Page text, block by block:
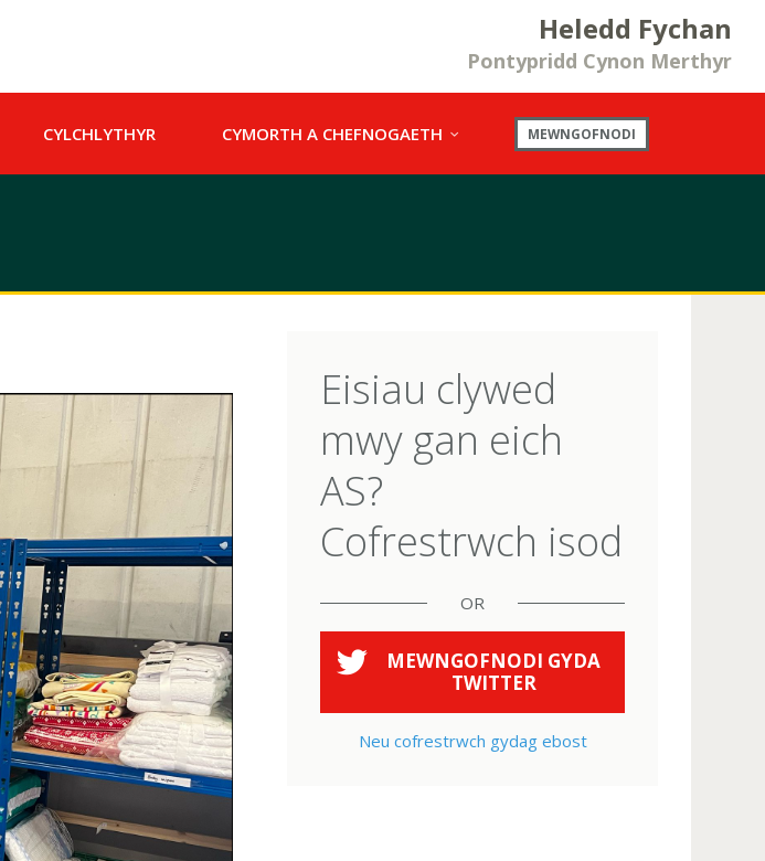
Heledd Fychan
Pontypridd Cynon Merthyr
CYLCHLYTHYR CYMORTH A CHEFNOGAETH MEWNGOFNODI
Eisiau clywed
mwy gan eich
AS?
Cofrestrwch isod
OR
MEWNGOFNODI GYDA
TWITTER
Neu cofrestrwch gydag ebost